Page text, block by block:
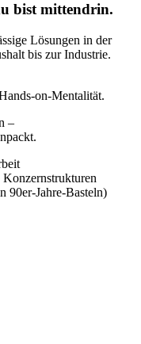
bist mittendrin.
Lösungen in der
bis zur Industrie.
on-Mentalität.
–
90er-Jahre-Basteln)